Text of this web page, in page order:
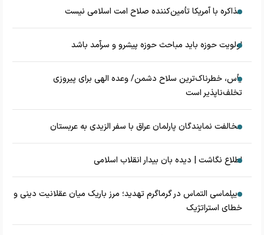
مذاکره با آمریکا تأمین‌کننده صلاح امت اسلامی نیست
اولویت حوزه باید مباحث حوزه پیشرو و سرآمد باشد
یأس، خطرناک‌ترین سلاح دشمن/ وعده الهی برای پیروزی
تخلف‌ناپذیر است
مخالفت نمایندگان پارلمان عراق با سفر الزیدی به عربستان
اطلاع نگاشت | دیده بان بیدار انقلاب اسلامی
دیپلماسی التماس در گرماگرم تهدید؛ مرز باریک میان عقلانیت دینی و
خطای استراتژیک